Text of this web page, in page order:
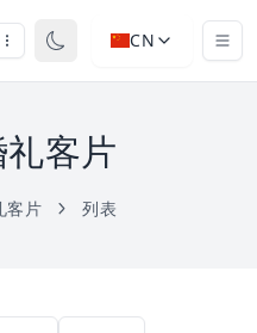
CN
客片
客片 列表